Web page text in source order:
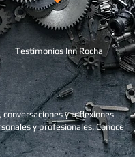
Testimonios Inn Rocha
y reflexiones
y profesionales. Conoce